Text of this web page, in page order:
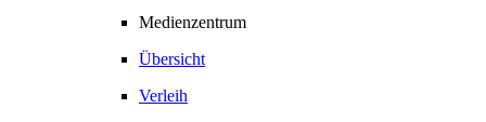
Medienzentrum
Übersicht
Verleih